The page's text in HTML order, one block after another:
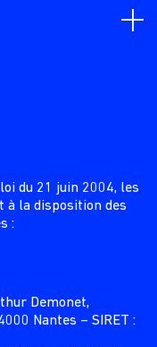
du 21 juin 2004, les
à la disposition des
:
Demonet,
Nantes – SIRET :